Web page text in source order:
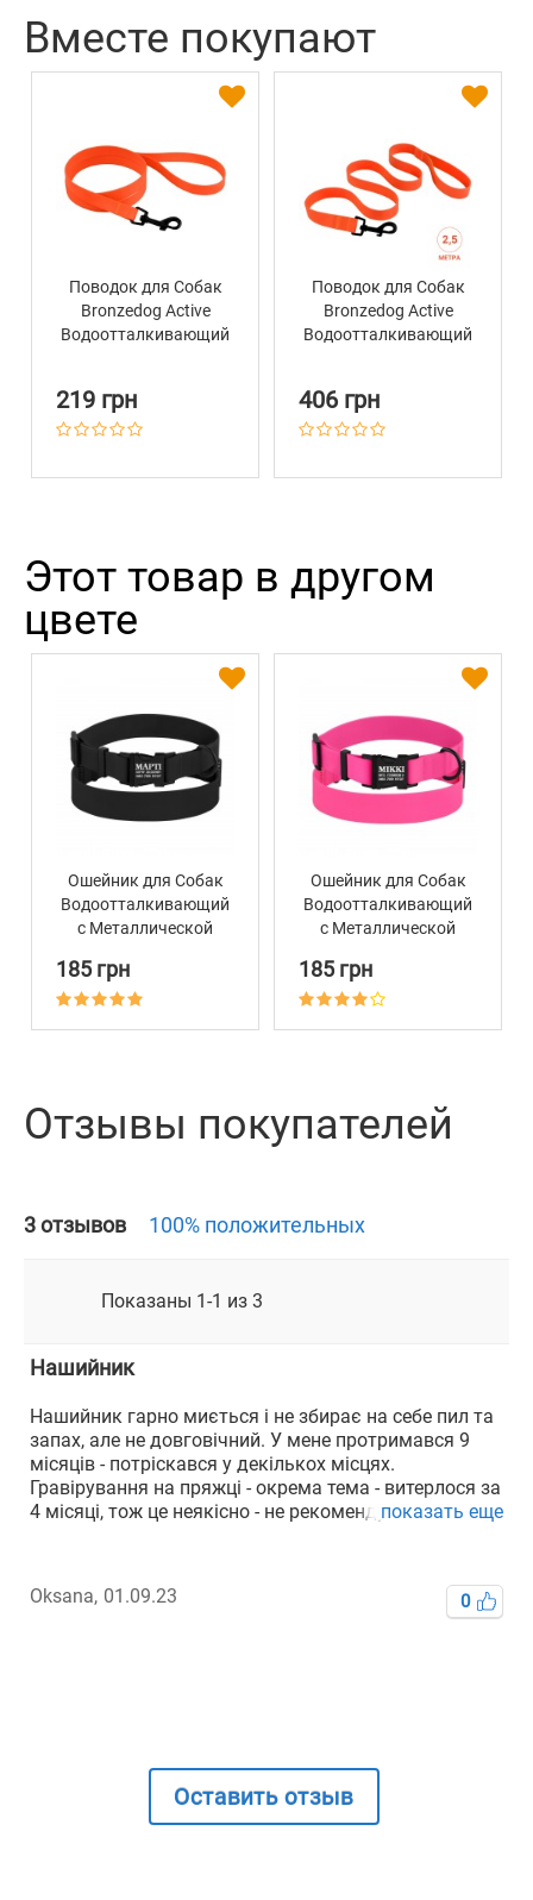
Вместе покупают
Поводок для Собак
Bronzedog Active
Водоотталкивающий
Покрытием
Оранжевый
219 грн
Поводок для Собак
Bronzedog Active
Водоотталкивающий
Покрытием
Оранжевый
406 грн
Этот товар в другом
цвете
Ошейник для Собак
Водоотталкивающий
с Металлической
Active Черный
185 грн
Ошейник для Собак
Водоотталкивающий
с Металлической
Active Розовый
185 грн
Отзывы покупателей
3 отзывов 100% положительных
Показаны 1-1 из 3
Нашийник
Нашийник гарно миється і не збирає на себе пил та
запах, але не довговічний. У мене протримався 9
місяців - потріскався у декількох місцях.
Гравірування на пряжці - окрема тема - витерлося за
4 місяці, тож це неякісно - не рекомендую робити -
показать еще
Oksana, 01.09.23 0
Оставить отзыв